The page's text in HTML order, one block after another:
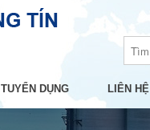
TUYỂN DỤNG LIÊN HỆ